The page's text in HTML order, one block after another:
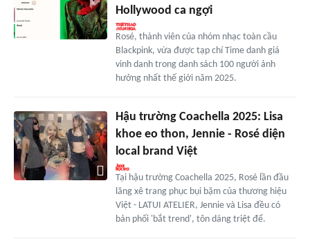
Hollywood ca ngợi
Rosé, thành viên của nhóm nhạc toàn cầu
Blackpink, vừa được tạp chí Time danh giá
vinh danh trong danh sách 100 người ảnh
hưởng nhất thế giới năm 2025.
Hậu trường Coachella 2025: Lisa
khoe eo thon, Jennie - Rosé diện
local brand Việt
Tại hậu trường Coachella 2025, Rosé lần đầu
lăng xê trang phục bụi bặm của thương hiệu
Việt - LATUI ATELIER, Jennie và Lisa đều có
bản phối 'bắt trend', tôn dáng triệt để.